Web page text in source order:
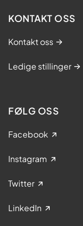
KONTAKT OSS
Kontakt oss
Ledige stillinger
FØLG OSS
Facebook
Instagram
Twitter
LinkedIn